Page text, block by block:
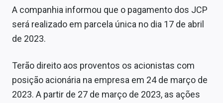
Contato
A companhia informou que o pagamento dos JCP
será realizado em parcela única no dia 17 de abril
de 2023.
Terão direito aos proventos os acionistas com
posição acionária na empresa em 24 de março de
2023. A partir de 27 de março de 2023, as ações